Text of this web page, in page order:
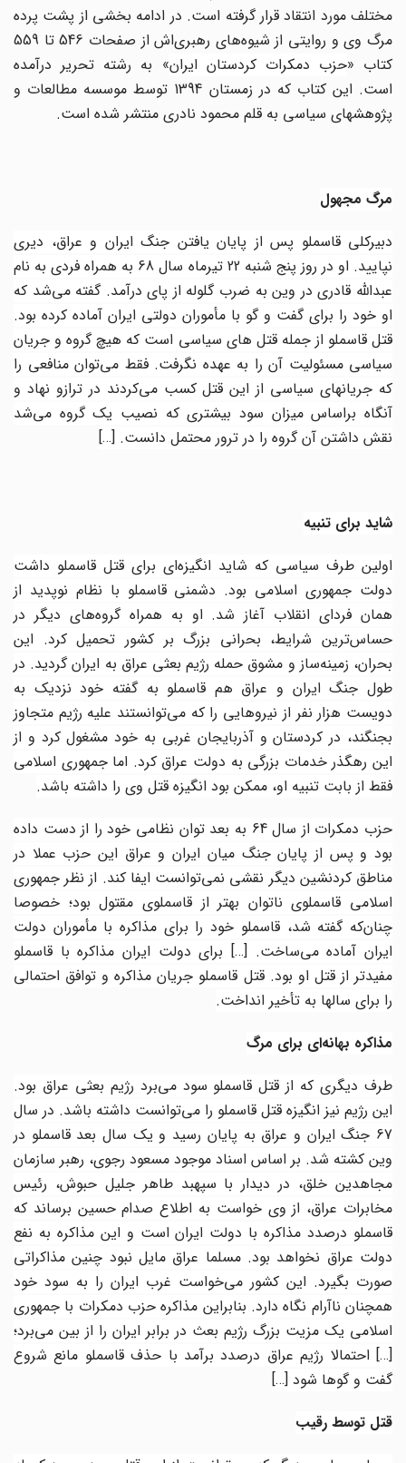
مختلف مورد انتقاد قرار گرفته است. در ادامه بخشی از پشت پرده
مرگ وی و روایتی از شیوه‌های رهبری‌اش از صفحات 546 تا 559
کتاب « حزب دمکرات کردستان ایران» به رشته تحریر درآمده
است. این کتاب که در زمستان 1394 توسط موسسه مطالعات و
پژوهشهای سیاسی به قلم محمود نادری منتشر شده است.
مرگ مجهول
دبیرکلی قاسملو پس از پایان یافتن جنگ ایران و عراق، دیری
نپایید. او در روز پنج شنبه 22 تیرماه سال 68 به همراه فردی به نام
عبدالله قادری در وین به ضرب گلوله از پای درآمد. گفته می‌شد که
او خود را برای گفت و گو با مأموران دولتی ایران آماده کرده بود.
قتل قاسملو از جمله قتل های سیاسی است که هیچ گروه و جریان
سیاسی مسئولیت آن را به عهده نگرفت. فقط می‌توان منافعی را
که جریانهای سیاسی از این قتل کسب می‌کردند در ترازو نهاد و
آنگاه براساس میزان سود بیشتری که نصیب یک گروه می‌شد
نقش داشتن آن گروه را در ترور محتمل دانست.[…]
شاید برای تنبیه
اولین طرف سیاسی که شاید انگیزه‌ای برای قتل قاسملو داشت
دولت جمهوری اسلامی بود. دشمنی قاسملو با نظام نوپدید از
همان فردای انقلاب آغاز شد. او به همراه گروه‌های دیگر در
حساس‌ترین شرایط، بحرانی بزرگ بر کشور تحمیل کرد. این
بحران، زمینه‌ساز و مشوق حمله رژیم بعثی عراق به ایران گردید. در
طول جنگ ایران و عراق هم قاسملو به گفته خود نزدیک به
دویست هزار نفر از نیروهایی را که می‌توانستند علیه رژیم متجاوز
بجنگند، در کردستان و آذربایجان غربی به خود مشغول کرد و از
این رهگذر خدمات بزرگی به دولت عراق کرد. اما جمهوری اسلامی
فقط از بابت تنبیه او، ممکن بود انگیزه قتل وی را داشته باشد.
حزب دمکرات از سال 64 به بعد توان نظامی خود را از دست داده
بود و پس از پایان جنگ میان ایران و عراق این حزب عملا در
مناطق کردنشین دیگر نقشی نمی‌توانست ایفا کند. از نظر جمهوری
اسلامی قاسملوی ناتوان بهتر از قاسملوی مقتول بود؛ خصوصا
چنان‌که گفته شد، قاسملو خود را برای مذاکره با مأموران دولت
ایران آماده می‌ساخت.[…]برای دولت ایران مذاکره با قاسملو
مفیدتر از قتل او بود. قتل قاسملو جریان مذاکره و توافق احتمالی
را برای سالها به تأخیر انداخت.
مذاکره بهانه‌ای برای مرگ
طرف دیگری که از قتل قاسملو سود می‌برد رژیم بعثی عراق بود.
این رژیم نیز انگیزه قتل قاسملو را می‌توانست داشته باشد. در سال
67جنگ ایران و عراق به پایان رسید و یک سال بعد قاسملو در
وین کشته شد. بر اساس اسناد موجود مسعود رجوی، رهبر سازمان
مجاهدین خلق، در دیدار با سپهبد طاهر جلیل حبوش، رئیس
مخابرات عراق، از وی خواست به اطلاع صدام حسین برساند که
قاسملو درصدد مذاکره با دولت ایران است و این مذاکره به نفع
دولت عراق نخواهد بود. مسلما عراق مایل نبود چنین مذاکراتی
صورت بگیرد. این کشور می‌خواست غرب ایران را به سود خود
همچنان ناآرام نگاه دارد. بنابراین مذاکره حزب دمکرات با جمهوری
اسلامی یک مزیت بزرگ رژیم بعث در برابر ایران را از بین می‌برد؛
[…]احتمالا رژیم عراق درصدد برآمد با حذف قاسملو مانع شروع
گفت و گوها شود[…]
قتل توسط رقیب